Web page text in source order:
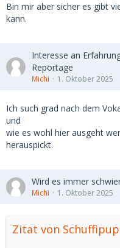
Bin mir aber sicher es gibt
kann.
Interesse an
Reportage
Michi 1. Oktober 2025
Ich such grad nach dem
und
wie es wohl hier ausgeht
herauspickt.
Wird es immer
Michi 1. Oktober 2025
Zitat von